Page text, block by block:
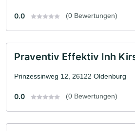
0.0 (0 Bewertungen)
Praventiv Effektiv Inh
Prinzessinweg 12, 26122 Oldenburg
0.0 (0 Bewertungen)